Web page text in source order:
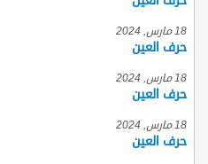
18 مارس, 2024
حرف العين
18 مارس, 2024
حرف العين
18 مارس, 2024
حرف العين